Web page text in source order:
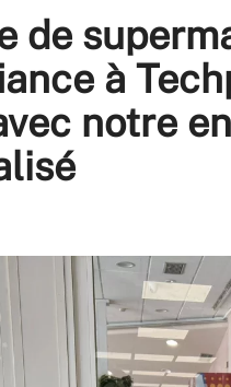
de
à
notre